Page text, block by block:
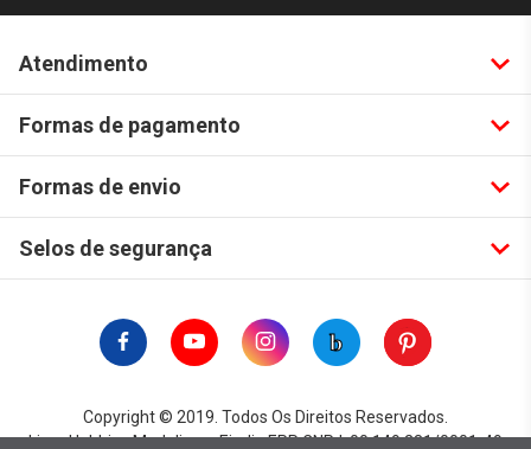
Atendimento
Formas de pagamento
Formas de envio
Selos de segurança
Copyright © 2019. Todos Os Direitos Reservados.
Lima Hobbies Modelismo Eireli - EPP CNPJ: 00.149.281/0001-49